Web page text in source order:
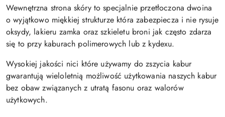
Wewnętrzna strona skóry to specjalnie przetłoczona dwoina
o wyjątkowo miękkiej strukturze która zabezpiecza i nie rysuje
oksydy, lakieru zamka oraz szkieletu broni jak często zdarza
się to przy kaburach polimerowych lub z kydexu.
Wysokiej jakości nici które używamy do zszycia kabur
gwarantują wieloletnią możliwość użytkowania naszych kabur
bez obaw związanych z utratą fasonu oraz walorów
użytkowych.